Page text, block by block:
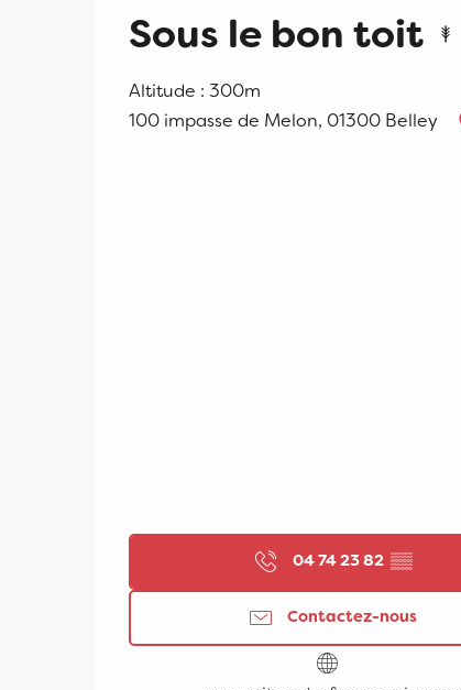
Sous le bon toit
Altitude : 300m
100 impasse de Melon, 01300 Belley
04 74 23 82 ▒▒
Contactez-nous